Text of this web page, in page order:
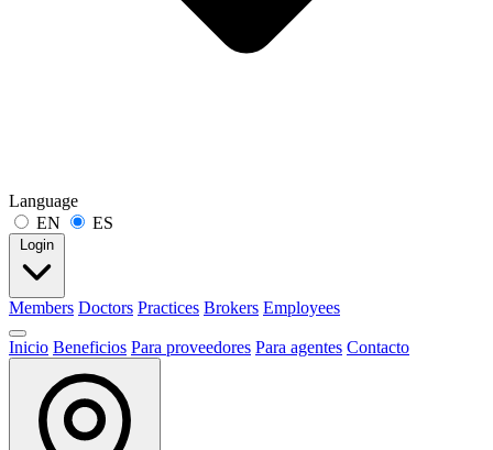
Language
EN
ES
Login
Members Doctors Practices Brokers Employees
Inicio Beneficios Para proveedores Para agentes Contacto